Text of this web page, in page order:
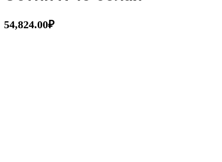
54,824.00₽